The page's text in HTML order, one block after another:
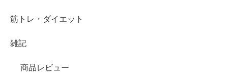
筋トレ・ダイエット
雑記
商品レビュー